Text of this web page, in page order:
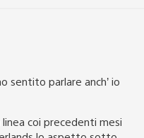
sentito parlare anch’ io
coi precedenti mesi